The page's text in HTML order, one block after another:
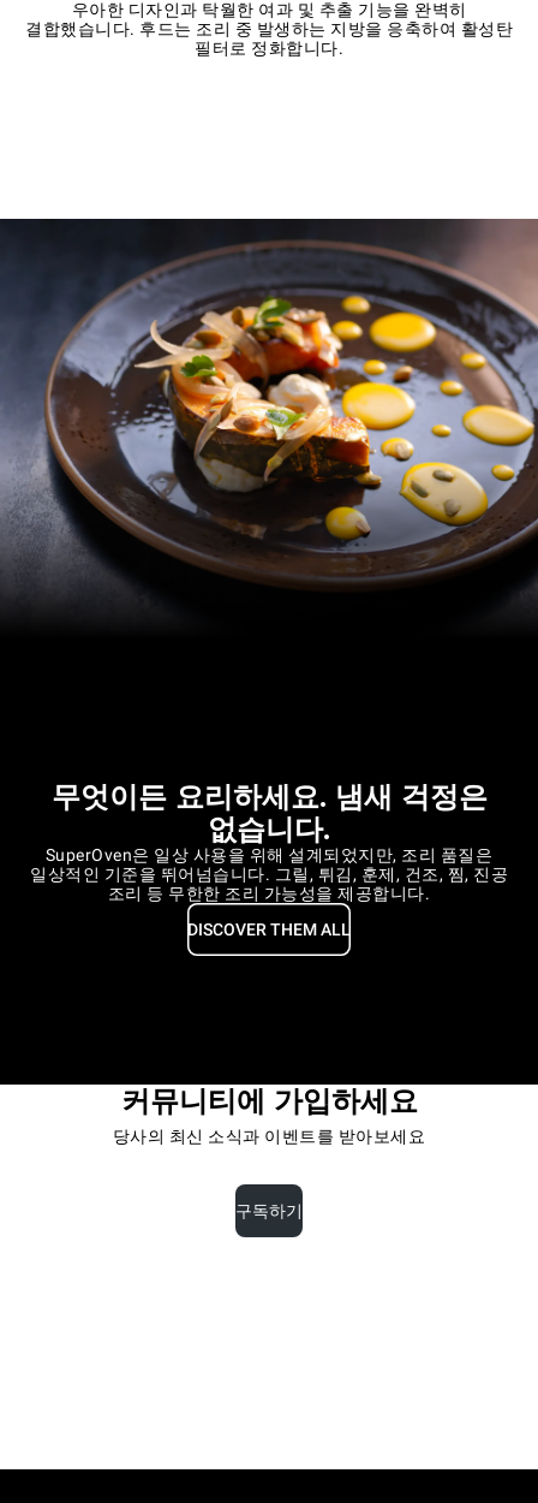
우아한 디자인과 탁월한 여과 및 추출 기능을 완벽히
결합했습니다. 후드는 조리 중 발생하는 지방을 응축하여 활성탄
필터로 정화합니다.
무엇이든 요리하세요. 냄새 걱정은
없습니다.
SuperOven은 일상 사용을 위해 설계되었지만, 조리 품질은
일상적인 기준을 뛰어넘습니다. 그릴, 튀김, 훈제, 건조, 찜, 진공
조리 등 무한한 조리 가능성을 제공합니다.
DISCOVER THEM ALL
커뮤니티에 가입하세요
당사의 최신 소식과 이벤트를 받아보세요
구독하기